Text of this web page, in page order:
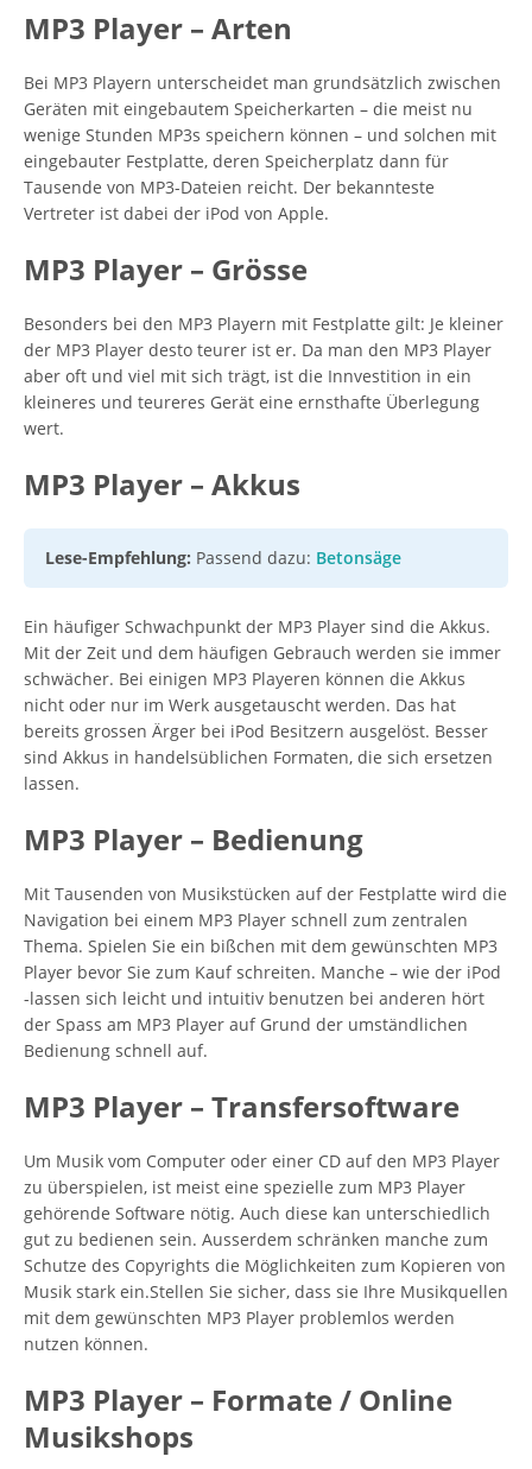
MP3 Player – Arten
Bei MP3 Playern unterscheidet man grundsätzlich zwischen
Geräten mit eingebautem Speicherkarten – die meist nu
wenige Stunden MP3s speichern können – und solchen mit
eingebauter Festplatte, deren Speicherplatz dann für
Tausende von MP3-Dateien reicht. Der bekannteste
Vertreter ist dabei der iPod von Apple.
MP3 Player – Grösse
Besonders bei den MP3 Playern mit Festplatte gilt: Je kleiner
der MP3 Player desto teurer ist er. Da man den MP3 Player
aber oft und viel mit sich trägt, ist die Innvestition in ein
kleineres und teureres Gerät eine ernsthafte Überlegung
wert.
MP3 Player – Akkus
Lese-Empfehlung: Passend dazu: Betonsäge
Ein häufiger Schwachpunkt der MP3 Player sind die Akkus.
Mit der Zeit und dem häufigen Gebrauch werden sie immer
schwächer. Bei einigen MP3 Playeren können die Akkus
nicht oder nur im Werk ausgetauscht werden. Das hat
bereits grossen Ärger bei iPod Besitzern ausgelöst. Besser
sind Akkus in handelsüblichen Formaten, die sich ersetzen
lassen.
MP3 Player – Bedienung
Mit Tausenden von Musikstücken auf der Festplatte wird die
Navigation bei einem MP3 Player schnell zum zentralen
Thema. Spielen Sie ein bißchen mit dem gewünschten MP3
Player bevor Sie zum Kauf schreiten. Manche – wie der iPod
-lassen sich leicht und intuitiv benutzen bei anderen hört
der Spass am MP3 Player auf Grund der umständlichen
Bedienung schnell auf.
MP3 Player – Transfersoftware
Um Musik vom Computer oder einer CD auf den MP3 Player
zu überspielen, ist meist eine spezielle zum MP3 Player
gehörende Software nötig. Auch diese kan unterschiedlich
gut zu bedienen sein. Ausserdem schränken manche zum
Schutze des Copyrights die Möglichkeiten zum Kopieren von
Musik stark ein.Stellen Sie sicher, dass sie Ihre Musikquellen
mit dem gewünschten MP3 Player problemlos werden
nutzen können.
MP3 Player – Formate / Online
Musikshops